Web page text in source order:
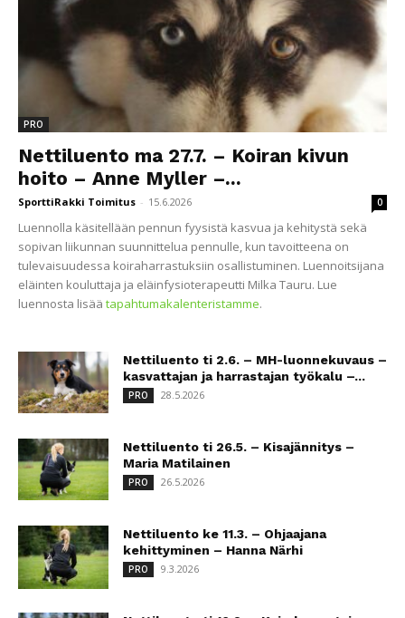
PRO
Nettiluento ma 27.7. – Koiran kivun
hoito – Anne Myller –...
SporttiRakki Toimitus - 15.6.2026 0
Luennolla käsitellään pennun fyysistä kasvua ja kehitystä sekä
sopivan liikunnan suunnittelua pennulle, kun tavoitteena on
tulevaisuudessa koiraharrastuksiin osallistuminen. Luennoitsijana
eläinten kouluttaja ja eläinfysioterapeutti Milka Tauru. Lue
luennosta lisää tapahtumakalenteristamme.
Nettiluento ti 2.6. – MH-luonnekuvaus –
kasvattajan ja harrastajan työkalu –...
PRO 28.5.2026
Nettiluento ti 26.5. – Kisajännitys –
Maria Matilainen
PRO 26.5.2026
Nettiluento ke 11.3. – Ohjaajana
kehittyminen – Hanna Närhi
PRO 9.3.2026